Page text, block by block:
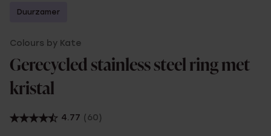
Duurzamer
Colours by Kate
Gerecycled stainless steel ring met
kristal
4.77 (60)